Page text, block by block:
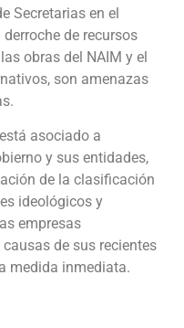
Secretarias en el
de recursos
obras del NAIM y el
son amenazas
asociado a
y sus entidades,
de la clasificación
ideológicos y
empresas
de sus recientes
medida inmediata.